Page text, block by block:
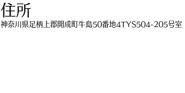
住所
​神奈川県足柄上郡開成町牛島50番地4TYS504-205号室